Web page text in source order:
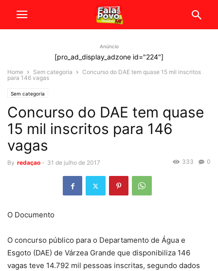
Anúncio
[pro_ad_display_adzone id="224"]
Home Sem categoria
Concurso do DAE tem quase 15 mil inscritos
para 146 vagas
Sem categoria
Concurso do DAE tem quase
15 mil inscritos para 146
vagas
By redaçao - 31 de julho de 2017 0
333
O Documento
O concurso público para o Departamento de Água e
Esgoto (DAE) de Várzea Grande que disponibiliza 146
vagas teve 14.792 mil pessoas inscritas, segundo dados